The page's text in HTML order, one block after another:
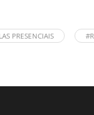
PRESENCIAIS